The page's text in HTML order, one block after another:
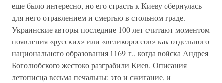
еще было интересно, но его страсть к Киеву обернулась
для него отравлением и смертью в стольном граде.
Украинские авторы последние 100 лет считают моментом
появления «русских» или «великороссов» как отдельного
национального образования 1169 г., когда войска Андрея
Боголюбского жестоко разграбили Киев. Описания
летописца весьма печальны: это и сжигание, и